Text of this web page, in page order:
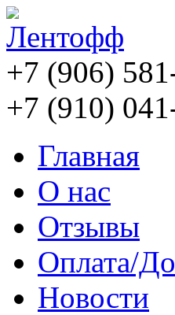
+7 (906)
+7 (910)
Главная
О нас
Отзывы
Оплата/
Новости